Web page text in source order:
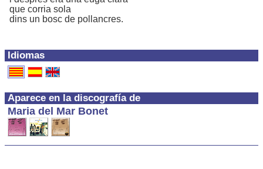
Idiomas
Aparece en la discografía de
Maria del Mar Bonet
que corria sola
dins un bosc de pollancres.